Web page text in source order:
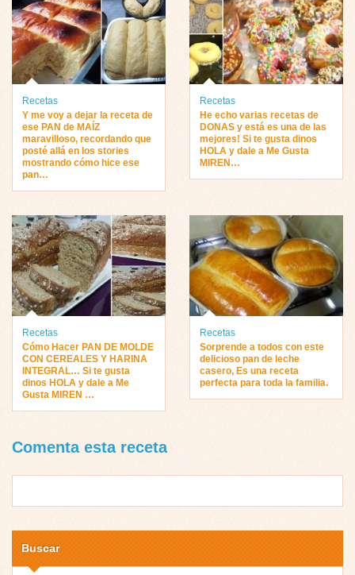
Recetas
Y me voy a dejar la receta de
ese PAN de MAÍZ
maravilloso, recordando que
posté allá en los stories
mostrando cómo hice ese
pan…
Recetas
He echo varias recetas de
DONAS y está es una de las
mejores! Si te gusta dinos
HOLA y dale a Me Gusta
MIREN…
Recetas
Cómo Hacer PAN DE MOLDE
CON CEREALES Y HARINA
INTEGRAL… Si te gusta
dinos HOLA y dale a Me
Gusta MIREN …
Recetas
Sorprende a todos con este
delicioso pan de leche
casero, Es una receta
perfecta para toda la familia.
Comenta esta receta
Buscar